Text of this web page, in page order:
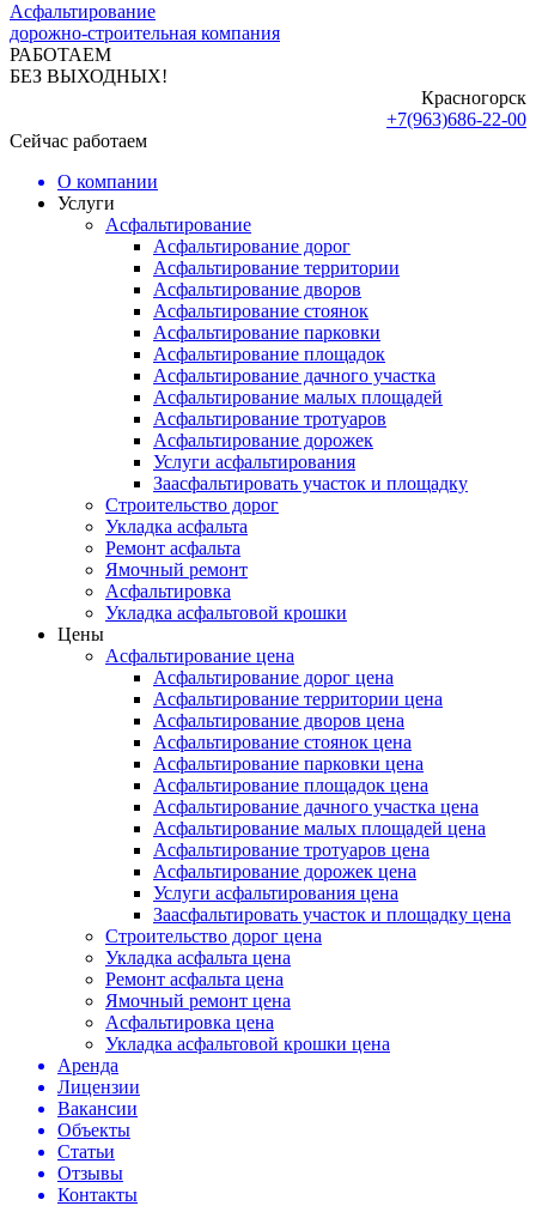
Асфальтирование
дорожно-строительная компания
РАБОТАЕМ
БЕЗ ВЫХОДНЫХ!
Красногорск
+7(963)686-22-00
Сейчас работаем
О компании
Услуги
Асфальтирование
Асфальтирование дорог
Асфальтирование территории
Асфальтирование дворов
Асфальтирование стоянок
Асфальтирование парковки
Асфальтирование площадок
Асфальтирование дачного участка
Асфальтирование малых площадей
Асфальтирование тротуаров
Асфальтирование дорожек
Услуги асфальтирования
Заасфальтировать участок и площадку
Строительство дорог
Укладка асфальта
Ремонт асфальта
Ямочный ремонт
Асфальтировка
Укладка асфальтовой крошки
Цены
Асфальтирование цена
Асфальтирование дорог цена
Асфальтирование территории цена
Асфальтирование дворов цена
Асфальтирование стоянок цена
Асфальтирование парковки цена
Асфальтирование площадок цена
Асфальтирование дачного участка цена
Асфальтирование малых площадей цена
Асфальтирование тротуаров цена
Асфальтирование дорожек цена
Услуги асфальтирования цена
Заасфальтировать участок и площадку цена
Строительство дорог цена
Укладка асфальта цена
Ремонт асфальта цена
Ямочный ремонт цена
Асфальтировка цена
Укладка асфальтовой крошки цена
Аренда
Лицензии
Вакансии
Объекты
Статьи
Отзывы
Контакты